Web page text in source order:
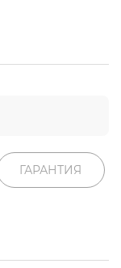
ГАРАНТИЯ